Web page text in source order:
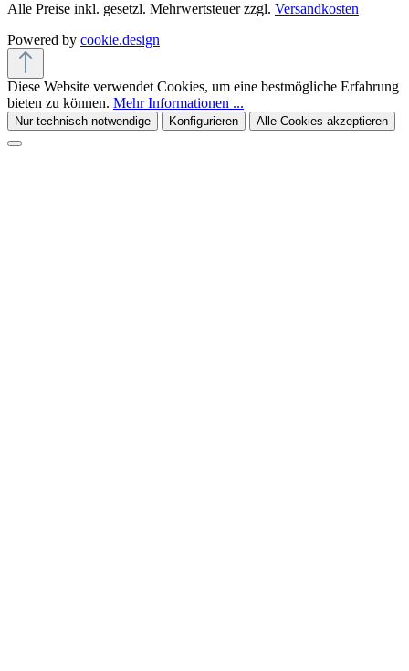
Alle Preise inkl. gesetzl. Mehrwertsteuer zzgl. Versandkosten
Powered by cookie.design
Diese Website verwendet Cookies, um eine bestmögliche Erfahrung
bieten zu können. Mehr Informationen ...
Nur technisch notwendige Konfigurieren Alle Cookies akzeptieren